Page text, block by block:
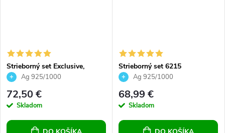
Strieborný set Exclusive,
Bermuda Blue, pre dievčatá
Ag 925/1000
72,50 €
Skladom
Strieborný set 6215
Ag 925/1000
68,99 €
Skladom